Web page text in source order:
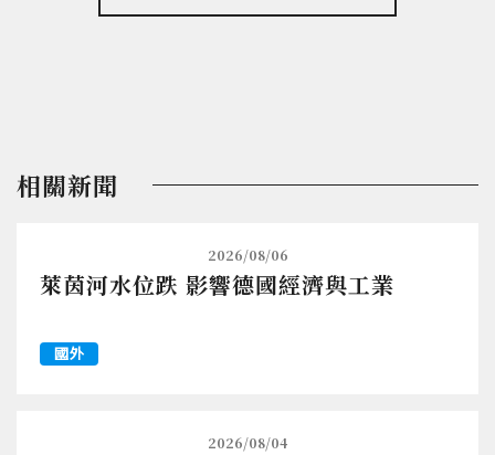
相關新聞
2026/08/06
萊茵河水位跌 影響德國經濟與工業
國外
2026/08/04